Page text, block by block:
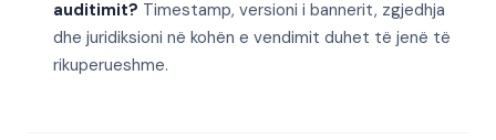
auditimit? Timestamp, versioni i bannerit, zgjedhja
dhe juridiksioni në kohën e vendimit duhet të jenë të
rikuperueshme.